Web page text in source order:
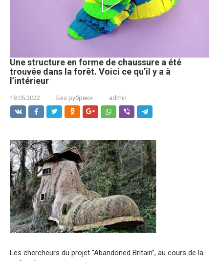
Une structure en forme de chaussure a été
trouvée dans la forêt. Voici ce qu’il y a à
l’intérieur
18.05.2022 Без рубрики admin
Les chercheurs du projet “Abandoned Britain”, au cours de la